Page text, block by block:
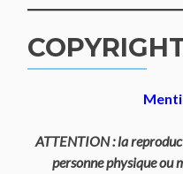
ATTENTION : la
personne physique ou